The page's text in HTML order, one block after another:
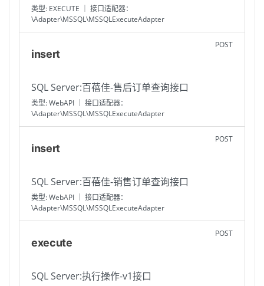
类型: EXECUTE ｜ 接口适配器：
\Adapter\MSSQL\MSSQLExecuteAdapter
insert
POST
SQL Server:百蓓佳-售后订单查询接口
类型: WebAPI ｜ 接口适配器：
\Adapter\MSSQL\MSSQLExecuteAdapter
insert
POST
SQL Server:百蓓佳-销售订单查询接口
类型: WebAPI ｜ 接口适配器：
\Adapter\MSSQL\MSSQLExecuteAdapter
execute
POST
SQL Server:执行操作-v1接口